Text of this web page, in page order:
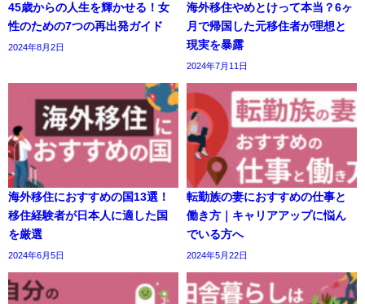
45歳からの人生を輝かせる！女
性のための7つの再出発ガイド
2024年8月2日
海外移住やめとけって本当？6ヶ
月で帰国した元移住者が理想と
現実を暴露
2024年7月11日
海外移住におすすめの国13選！
移住経験者が日本人に適した国
を厳選
2024年6月5日
転勤族の妻におすすめの仕事と
働き方｜キャリアアップに悩ん
でいる方へ
2024年5月22日